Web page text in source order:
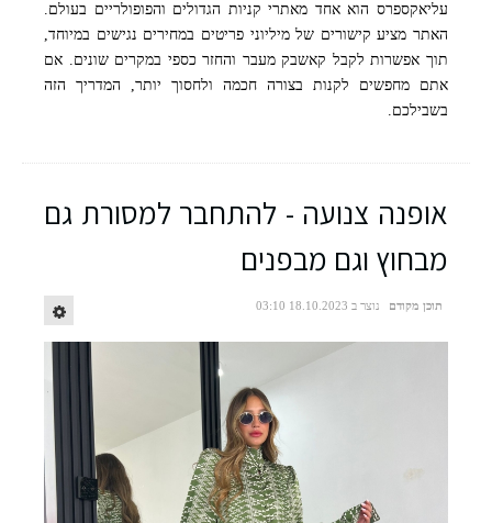
עליאקספרס הוא אחד מאתרי קניות הגדולים והפופולריים בעולם.
האתר מציע קישורים של מיליוני פריטים במחירים נגישים במיוחד,
תוך אפשרות לקבל קאשבק מעבר והחזר כספי במקרים שונים. אם
אתם מחפשים לקנות בצורה חכמה ולחסוך יותר, המדריך הזה
בשבילכם.
אופנה צנועה - להתחבר למסורת גם
מבחוץ וגם מבפנים
תוכן מקודם נוצר ב 18.10.2023 03:10